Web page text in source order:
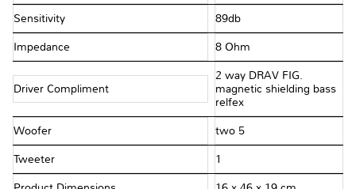
Sensitivity 89db
Impedance 8 Ohm
Driver Compliment
2 way DRAV FIG.
magnetic shielding bass
relfex
Woofer two 5
Tweeter 1